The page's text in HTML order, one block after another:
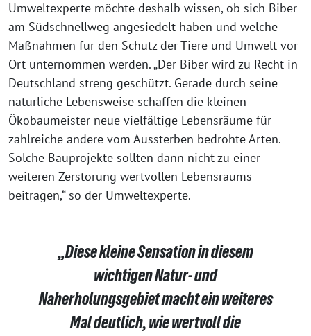
Umweltexperte möchte deshalb wissen, ob sich Biber
am Südschnellweg angesiedelt haben und welche
Maßnahmen für den Schutz der Tiere und Umwelt vor
Ort unternommen werden. „Der Biber wird zu Recht in
Deutschland streng geschützt. Gerade durch seine
natürliche Lebensweise schaffen die kleinen
Ökobaumeister neue vielfältige Lebensräume für
zahlreiche andere vom Aussterben bedrohte Arten.
Solche Bauprojekte sollten dann nicht zu einer
weiteren Zerstörung wertvollen Lebensraums
beitragen,“ so der Umweltexperte.
„Diese kleine Sensation in diesem
wichtigen Natur- und
Naherholungsgebiet macht ein weiteres
Mal deutlich, wie wertvoll die